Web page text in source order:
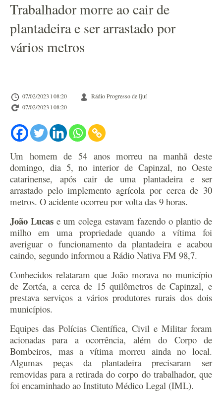
Trabalhador morre ao cair de
plantadeira e ser arrastado por
vários metros
07/02/2023 l 08:20
Rádio Progresso de Ijuí
07/02/2023 l 08:20
Um homem de 54 anos morreu na manhã deste
domingo, dia 5, no interior de Capinzal, no Oeste
catarinense, após cair de uma plantadeira e ser
arrastado pelo implemento agrícola por cerca de 30
metros. O acidente ocorreu por volta das 9 horas.
João Lucas e um colega estavam fazendo o plantio de
milho em uma propriedade quando a vítima foi
averiguar o funcionamento da plantadeira e acabou
caindo, segundo informou a Rádio Nativa FM 98,7.
Conhecidos relataram que João morava no município
de Zortéa, a cerca de 15 quilômetros de Capinzal, e
prestava serviços a vários produtores rurais dos dois
municípios.
Equipes das Polícias Científica, Civil e Militar foram
acionadas para a ocorrência, além do Corpo de
Bombeiros, mas a vítima morreu ainda no local.
Algumas peças da plantadeira precisaram ser
removidas para a retirada do corpo do trabalhador, que
foi encaminhado ao Instituto Médico Legal (IML).